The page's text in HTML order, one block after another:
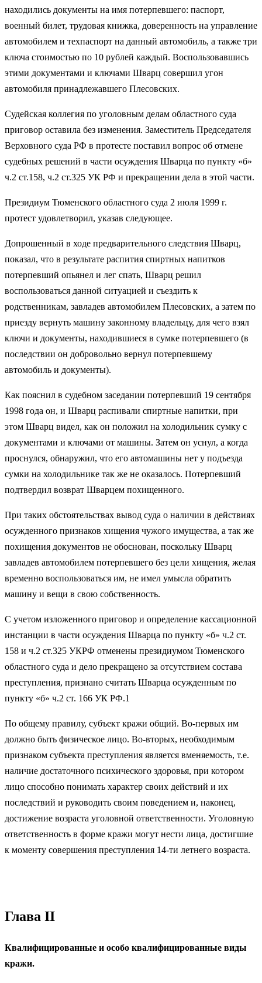
находились документы на имя потерпевшего: паспорт,
военный билет, трудовая книжка, доверенность на управление
автомобилем и техпаспорт на данный автомобиль, а также три
ключа стоимостью по 10 рублей каждый. Воспользовавшись
этими документами и ключами Шварц совершил угон
автомобиля принадлежавшего Плесовских.
Судейская коллегия по уголовным делам областного суда
приговор оставила без изменения. Заместитель Председателя
Верховного суда РФ в протесте поставил вопрос об отмене
судебных решений в части осуждения Шварца по пункту «б»
ч.2 ст.158, ч.2 ст.325 УК РФ и прекращении дела в этой части.
Президиум Тюменского областного суда 2 июля 1999 г.
протест удовлетворил, указав следующее.
Допрошенный в ходе предварительного следствия Шварц,
показал, что в результате распития спиртных напитков
потерпевший опьянел и лег спать, Шварц решил
воспользоваться данной ситуацией и съездить к
родственникам, завладев автомобилем Плесовских, а затем по
приезду вернуть машину законному владельцу, для чего взял
ключи и документы, находившиеся в сумке потерпевшего (в
последствии он добровольно вернул потерпевшему
автомобиль и документы).
Как пояснил в судебном заседании потерпевший 19 сентября
1998 года он, и Шварц распивали спиртные напитки, при
этом Шварц видел, как он положил на холодильник сумку с
документами и ключами от машины. Затем он уснул, а когда
проснулся, обнаружил, что его автомашины нет у подъезда
сумки на холодильнике так же не оказалось. Потерпевший
подтвердил возврат Шварцем похищенного.
При таких обстоятельствах вывод суда о наличии в действиях
осужденного признаков хищения чужого имущества, а так же
похищения документов не обоснован, поскольку Шварц
завладев автомобилем потерпевшего без цели хищения, желая
временно воспользоваться им, не имел умысла обратить
машину и вещи в свою собственность.
С учетом изложенного приговор и определение кассационной
инстанции в части осуждения Шварца по пункту «б» ч.2 ст.
158 и ч.2 ст.325 УКРФ отменены президиумом Тюменского
областного суда и дело прекращено за отсутствием состава
преступления, признано считать Шварца осужденным по
пункту «б» ч.2 ст. 166 УК РФ.1
По общему правилу, субъект кражи общий. Во-первых им
должно быть физическое лицо. Во-вторых, необходимым
признаком субъекта преступления является вменяемость, т.е.
наличие достаточного психического здоровья, при котором
лицо способно понимать характер своих действий и их
последствий и руководить своим поведением и, наконец,
достижение возраста уголовной ответственности. Уголовную
ответственность в форме кражи могут нести лица, достигшие
к моменту совершения преступления 14-ти летнего возраста.
Глава II
Квалифицированные и особо квалифицированные виды
кражи.